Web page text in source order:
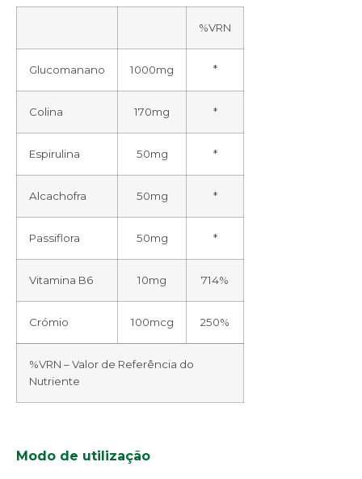
%VRN
Glucomanano 1000mg *
Colina 170mg *
Espirulina 50mg *
Alcachofra 50mg *
Passiflora 50mg *
Vitamina B6 10mg 714%
Crómio 100mcg 250%
%VRN – Valor de Referência do
Nutriente
Modo de utilização